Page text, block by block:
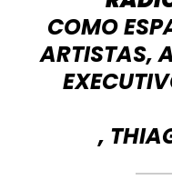
COMO
ARTISTAS,
,